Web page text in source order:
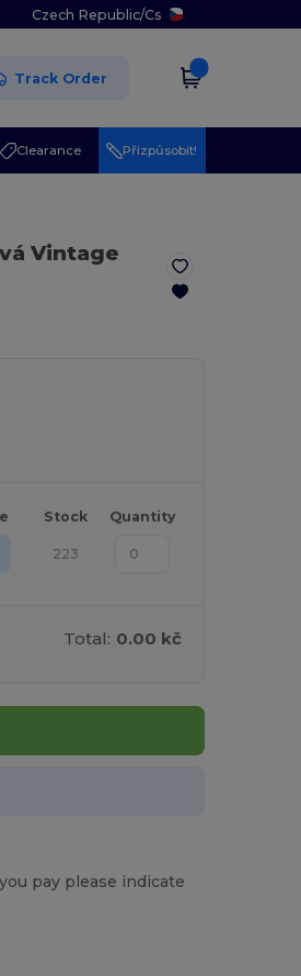
Czech Republic/Cs
Track Order
Clearance Přizpůsobit!
Vintage
Stock Quantity
223
Total: 0.00 kč
pay please indicate